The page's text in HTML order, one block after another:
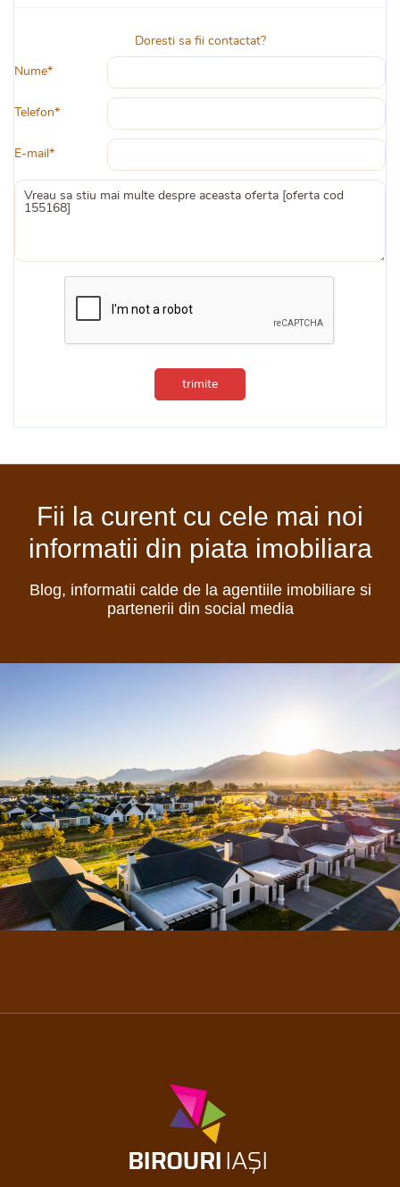
Doresti sa fii contactat?
Nume*
Telefon*
E-mail*
trimite
Fii la curent cu cele mai noi
informatii din piata imobiliara
Blog, informatii calde de la agentiile imobiliare si
partenerii din social media